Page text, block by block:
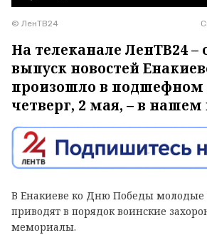
© ЛенТВ24
На телеканале ЛенТВ24 –
выпуск новостей
произошло в подшефном
четверг, 2 мая, – в нашем
В Енакиеве ко Дню Победы молодые
приводят в порядок воинские
мемориалы.